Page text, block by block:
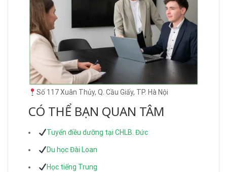
Số 117 Xuân Thủy, Q. Cầu Giấy, TP. Hà Nội
CÓ THỂ BẠN QUAN TÂM
Tuyển điều dưỡng tại CHLB. Đức
Du học Đài Loan
Học tiếng Trung